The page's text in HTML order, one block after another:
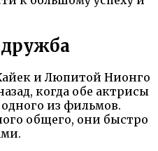
дружба
и Люпитой Нионго
когда обе актрисы
из фильмов.
общего, они быстро